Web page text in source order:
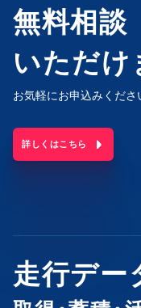
無料相談
いただけ
お気軽にお申込みくださ
詳しくはこちら
走行デー